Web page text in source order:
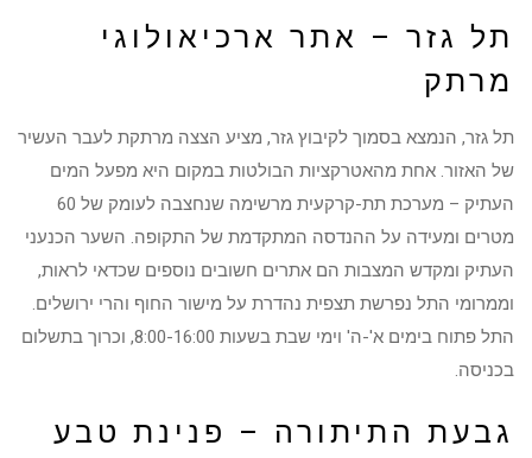
תל גזר – אתר ארכיאולוגי
מרתק
תל גזר, הנמצא בסמוך לקיבוץ גזר, מציע הצצה מרתקת לעבר העשיר
של האזור. אחת מהאטרקציות הבולטות במקום היא מפעל המים
העתיק – מערכת תת-קרקעית מרשימה שנחצבה לעומק של 60
מטרים ומעידה על ההנדסה המתקדמת של התקופה. השער הכנעני
העתיק ומקדש המצבות הם אתרים חשובים נוספים שכדאי לראות,
וממרומי התל נפרשת תצפית נהדרת על מישור החוף והרי ירושלים.
התל פתוח בימים א'-ה' וימי שבת בשעות 8:00-16:00, וכרוך בתשלום
בכניסה.
גבעת התיתורה – פנינת טבע